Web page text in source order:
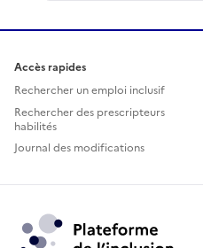
Accès rapides
Rechercher un emploi inclusif
Rechercher des prescripteurs
habilités
Journal des modifications